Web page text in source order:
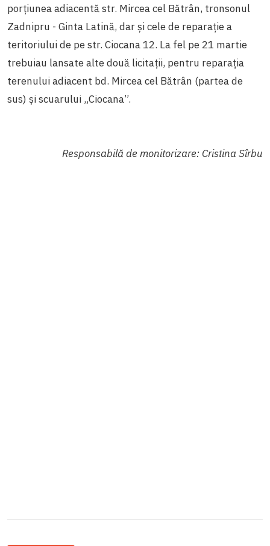
porțiunea adiacentă str. Mircea cel Bătrân, tronsonul
Zadnipru - Ginta Latină, dar și cele de reparație a
teritoriului de pe str. Ciocana 12. La fel pe 21 martie
trebuiau lansate alte două licitații, pentru reparația
terenului adiacent bd. Mircea cel Bătrân (partea de
sus) și scuarului „Ciocana”.
Responsabilă de monitorizare: Cristina Sîrbu